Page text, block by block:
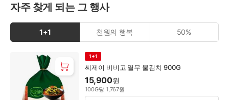
자주 찾게 되는 그 행사
1+1 천원의 행복 50%
씨제이 비비고 열무 물김치 900G
1+1
15,900원
100G당 1,767원